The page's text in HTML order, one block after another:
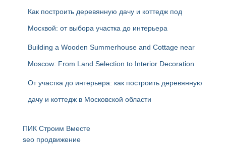
Как построить деревянную дачу и коттедж под
Москвой: от выбора участка до интерьера
Building a Wooden Summerhouse and Cottage near
Moscow: From Land Selection to Interior Decoration
От участка до интерьера: как построить деревянную
дачу и коттедж в Московской области
ПИК Строим Вместе
seo продвижение